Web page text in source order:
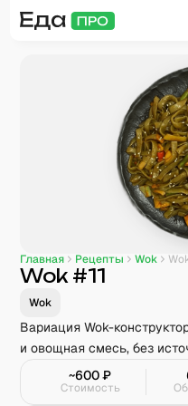
Главная Рецепты Wok
Wok #11
Wok
Вариация Wok-
и овощная смесь, без
~600₽
Стоимость